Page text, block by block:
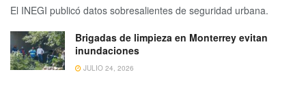
El INEGI publicó datos sobresalientes de seguridad urbana.
Brigadas de limpieza en Monterrey evitan
inundaciones
JULIO 24, 2026